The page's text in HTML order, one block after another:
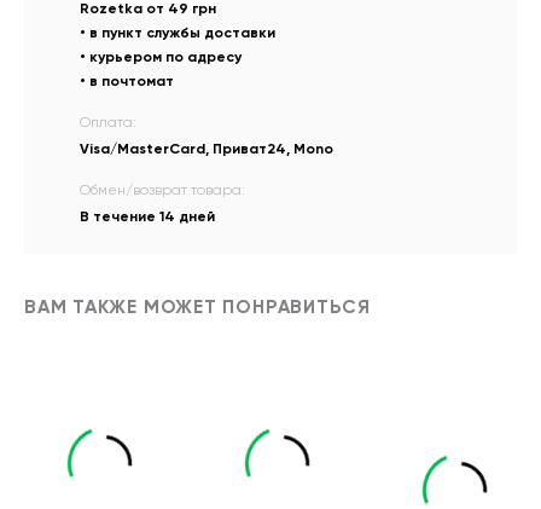
Rozetka от 49 грн
• в пункт службы доставки
• курьером по адресу
• в почтомат
Оплата:
Visa/MasterCard, Приват24, Mono
Обмен/возврат товара:
В течение 14 дней
ВАМ ТАКЖЕ МОЖЕТ ПОНРАВИТЬСЯ